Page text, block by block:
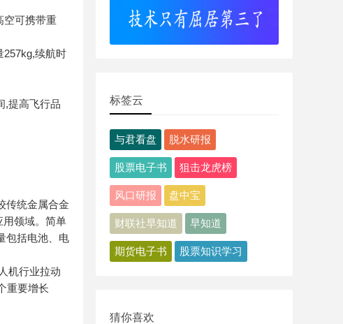
空可携带重
257kg,续航时
,提高飞行品
传统金属合金
用领域。简单
包括电池、电
机行业拉动
重要增长
标签云
与君看盘 脱水研报
股票电子书 狙击龙虎榜
风口研报 盘中宝
财联社早知道 早知道
期货电子书 股票知识学习
猜你喜欢